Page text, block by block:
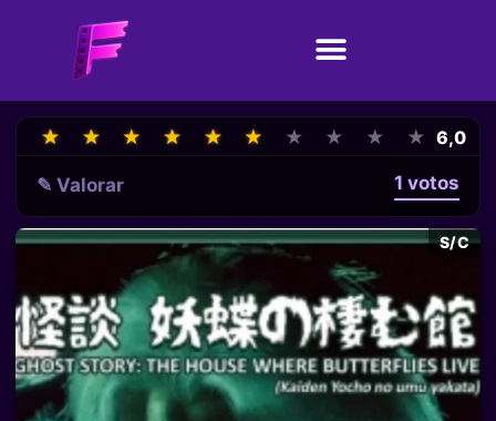
★
★ ★
★ ★
★ ★
★ ★
★ ★
★ ★
★ ★
★ ★
★ ★
★ 6,0
✎ Valorar 1 votos
S/C